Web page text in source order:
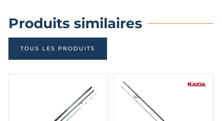
Produits similaires
TOUS LES PRODUITS